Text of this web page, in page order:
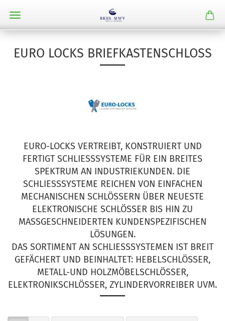
EURO LOCKS BRIEFKASTENSCHLOSS
EURO-LOCKS VERTREIBT, KONSTRUIERT UND
FERTIGT SCHLIESSSYSTEME FÜR EIN BREITES S
PEKTRUM AN INDUSTRIEKUNDEN. DIE S
CHLIESSSYSTEME REICHEN VON EINFACHEN ME
CHANISCHEN SCHLÖSSERN ÜBER NEUESTE EL
EKTRONISCHE SCHLÖSSER BIS HIN ZU MA
SSGESCHNEIDERTEN KUNDENSPEZIFISCHEN LÖS
UNGEN.
DAS SORTIMENT AN SCHLIESSSYSTEMEN IST BREIT G
EFÄCHERT UND BEINHALTET: HEBELSCHLÖSSER, M
ETALL-UND HOLZMÖBELSCHLÖSSER, E
LEKTRONIKSCHLÖSSER, ZYLINDERVORREIBER UVM.